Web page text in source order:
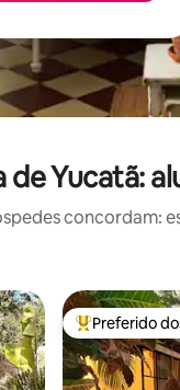
de Yucatã:
concordam:
Entre os
Preferido